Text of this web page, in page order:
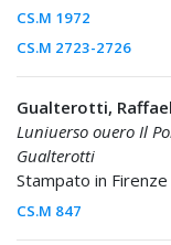
CS.M 1972
CS.M 2723-2726
Gualterotti,
Luniuerso ouero Il
Gualterotti
Stampato in
CS.M 847